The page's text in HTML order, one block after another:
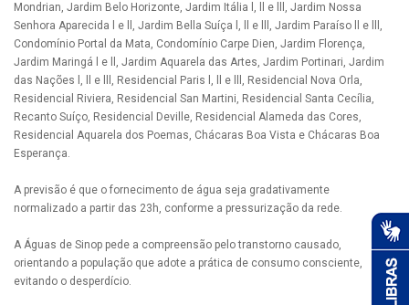
Mondrian, Jardim Belo Horizonte, Jardim Itália l, ll e lll, Jardim Nossa
Senhora Aparecida l e ll, Jardim Bella Suíça l, ll e lll, Jardim Paraíso ll e lll,
Condomínio Portal da Mata, Condomínio Carpe Dien, Jardim Florença,
Jardim Maringá l e ll, Jardim Aquarela das Artes, Jardim Portinari, Jardim
das Nações l, ll e lll, Residencial Paris l, ll e lll, Residencial Nova Orla,
Residencial Riviera, Residencial San Martini, Residencial Santa Cecília,
Recanto Suíço, Residencial Deville, Residencial Alameda das Cores,
Residencial Aquarela dos Poemas, Chácaras Boa Vista e Chácaras Boa
Esperança.
A previsão é que o fornecimento de água seja gradativamente
normalizado a partir das 23h, conforme a pressurização da rede.
A Águas de Sinop pede a compreensão pelo transtorno causado,
orientando a população que adote a prática de consumo consciente,
evitando o desperdício.